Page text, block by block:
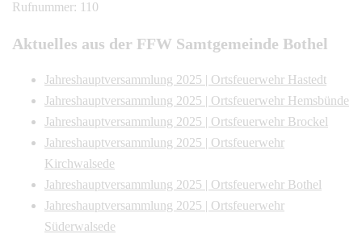
Rufnummer: 110
Aktuelles aus der FFW Samtgemeinde Bothel
Jahreshauptversammlung 2025 | Ortsfeuerwehr Hastedt
Jahreshauptversammlung 2025 | Ortsfeuerwehr Hemsbünde
Jahreshauptversammlung 2025 | Ortsfeuerwehr Brockel
Jahreshauptversammlung 2025 | Ortsfeuerwehr
Kirchwalsede
Jahreshauptversammlung 2025 | Ortsfeuerwehr Bothel
Jahreshauptversammlung 2025 | Ortsfeuerwehr
Süderwalsede